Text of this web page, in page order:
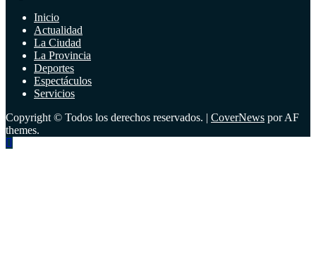
Inicio
Actualidad
La Ciudad
La Provincia
Deportes
Espectáculos
Servicios
Copyright © Todos los derechos reservados. | CoverNews por AF
themes.